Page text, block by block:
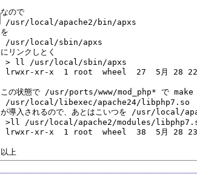
なので
/usr/local/apache2/bin/apxs
を
/usr/local/sbin/apxs
にリンクしとく
> ll /usr/local/sbin/apxs
lrwxr-xr-x  1 root  wheel  27  5月 28
この状態で /usr/ports/www/mod_php* で
/usr/local/libexec/apache24/libphp7.so
が導入されるので、あとはこいつを /usr/local/
>ll /usr/local/apache2/modules/
lrwxr-xr-x  1 root  wheel  38  5月 28
以上